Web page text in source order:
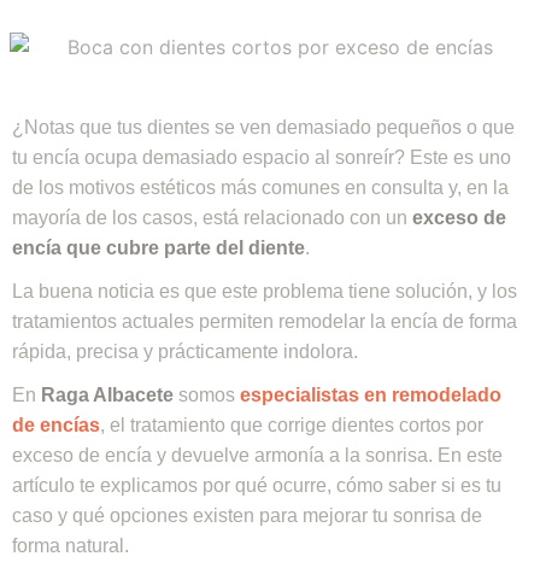
¿Notas que tus dientes se ven demasiado pequeños o que
tu encía ocupa demasiado espacio al sonreír? Este es uno
de los motivos estéticos más comunes en consulta y, en la
mayoría de los casos, está relacionado con un exceso de
encía que cubre parte del diente.
La buena noticia es que este problema tiene solución, y los
tratamientos actuales permiten remodelar la encía de forma
rápida, precisa y prácticamente indolora.
En Raga Albacete somos especialistas en remodelado
de encías, el tratamiento que corrige dientes cortos por
exceso de encía y devuelve armonía a la sonrisa. En este
artículo te explicamos por qué ocurre, cómo saber si es tu
caso y qué opciones existen para mejorar tu sonrisa de
forma natural.